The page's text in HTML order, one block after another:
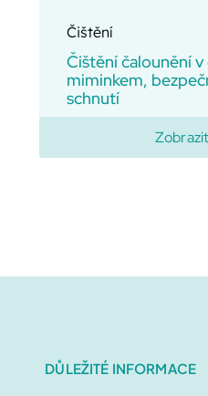
Čištění
Čištění čalounění
miminkem,
schnutí
DŮLEŽITÉ INFORMACE